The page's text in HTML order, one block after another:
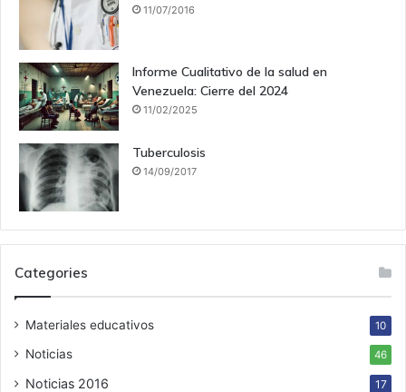
11/07/2016
Informe Cualitativo de la salud en
Venezuela: Cierre del 2024
11/02/2025
Tuberculosis
14/09/2017
Categories
Materiales educativos 10
Noticias 46
Noticias 2016 17